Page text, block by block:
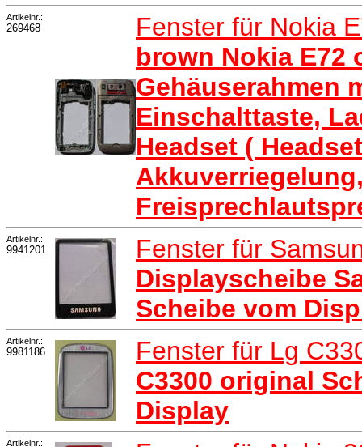
Artikelnr.:
269468
Fenster für Nokia
brown Nokia E72
Gehäuserahmen
Einschalttaste,
Headset (
Artikelnr.:
9941201
Fenster für
Displayscheibe
Scheibe vom
Artikelnr.:
9981186
Fenster für Lg
C3300 original
Display
Artikelnr.: